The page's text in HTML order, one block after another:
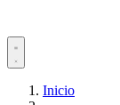
Servicios
Inicio